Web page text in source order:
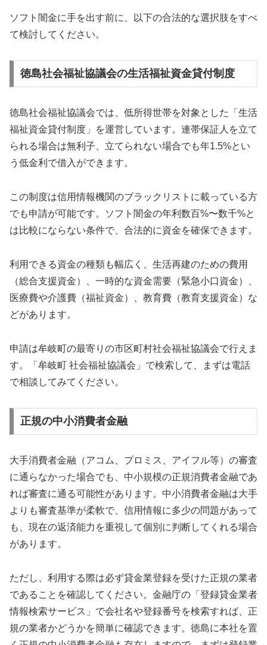
ソフト闇金に手を出す前に、以下の合法的な選択肢をすべ
て検討してください。
徳島社会福祉協議会の生活福祉資金貸付制度
徳島社会福祉協議会では、低所得世帯を対象とした「生活
福祉資金貸付制度」を運営しています。連帯保証人を立て
られる場合は無利子、立てられない場合でも年1.5%とい
う低金利で借入ができます。
この制度は信用情報機関のブラックリストに載っている方
でも申請が可能です。ソフト闇金の年利数百%〜数千%と
は比較にならない条件で、合法的に資金を確保できます。
利用できる資金の種類も幅広く、生活再建のための費用
（総合支援資金）、一時的な資金需要（緊急小口資金）、
医療費や介護費（福祉資金）、教育費（教育支援資金）な
どがあります。
申請は牟岐町の最寄りの市区町村社会福祉協議会で行えま
す。「牟岐町 社会福祉協議会」で検索して、まずは電話
で相談してみてください。
正規の中小消費者金融
大手消費者金融（アコム、プロミス、アイフル等）の審査
に通らなかった場合でも、中小規模の正規消費者金融であ
れば審査に通る可能性があります。中小消費者金融は大手
よりも審査基準が柔軟で、信用情報に多少の問題があって
も、現在の返済能力を重視して個別に判断してくれる場合
があります。
ただし、利用する際は必ず貸金業登録を受けた正規の業者
であることを確認してください。金融庁の「登録貸金業者
情報検索サービス」で会社名や登録番号を検索すれば、正
規の業者かどうかを簡単に確認できます。徳島に本社を置